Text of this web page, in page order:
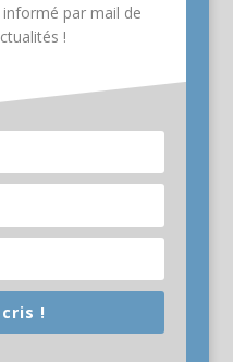
par mail de
!
!